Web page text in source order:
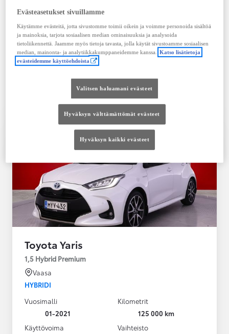
tekninen tarkastus
Voimassaoleva Hybrid Health Check jokaisessa
Toyota-hybridissä
Saatavilla Easy Osamaksu -rahoitus ja Toyota
Toyota Yaris
1,5 Hybrid Premium
Vaasa
HYBRIDI
Vuosimalli
01-2021
Kilometrit
125 000 km
Käyttövoima
Vaihteisto
Evästeasetukset sivuillamme
Käytämme evästeitä, jotta sivustomme toimii oikein ja voimme personoida sisältöä
ja mainoksia, tarjota sosiaalisen median ominaisuuksia ja analysoida
tietoliikennettä. Jaamme myös tietoja tavasta, jolla käytät sivustoamme sosiaalisen
median, mainonta- ja analytiikkakumppaneidemme kanssa. Katso lisätietoja
evästeidemme käyttöehdoista
Valitsen haluamani evästeet
Hyväksyn välttämättömät evästeet
Hyväksyn kaikki evästeet